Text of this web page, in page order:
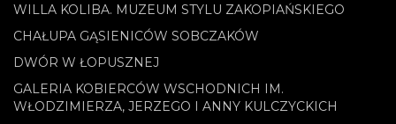
WILLA KOLIBA. MUZEUM STYLU ZAKOPIAŃSKIEGO
CHAŁUPA GĄSIENICÓW SOBCZAKÓW
DWÓR W ŁOPUSZNEJ
GALERIA KOBIERCÓW WSCHODNICH IM.
WŁODZIMIERZA, JERZEGO I ANNY KULCZYCKICH